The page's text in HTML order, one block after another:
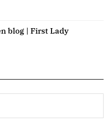
blog | First Lady